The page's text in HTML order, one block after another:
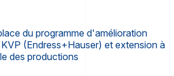
du programme d'amélioration
(Endress+Hauser) et extension à
des productions